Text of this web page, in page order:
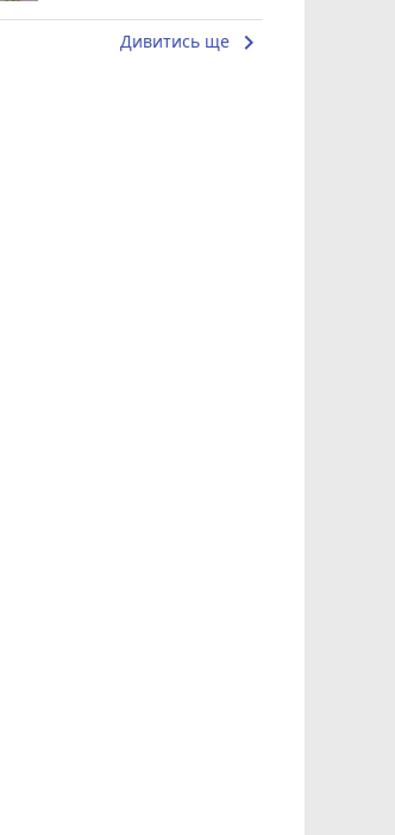
Дивитись ще keyboard_arrow_right